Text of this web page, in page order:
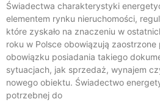
Świadectwa charakterystyki
elementem rynku nieruchomości,
które zyskało na znaczeniu w
roku w Polsce obowiązują
obowiązku posiadania takiego
sytuacjach, jak sprzedaż, wynajem
nowego obiektu. Świadectwo
potrzebnej do